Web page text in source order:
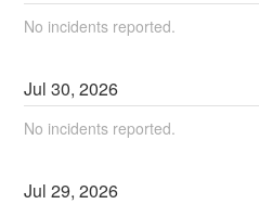
No incidents reported.
Jul30,2026
No incidents reported.
Jul29,2026